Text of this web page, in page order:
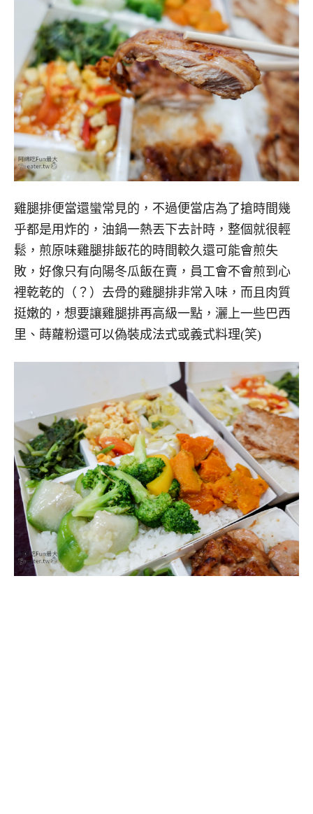
雞腿排便當還蠻常見的，不過便當店為了搶時間幾
乎都是用炸的，油鍋一熱丟下去計時，整個就很輕
鬆，煎原味雞腿排飯花的時間較久還可能會煎失
敗，好像只有向陽冬瓜飯在賣，員工會不會煎到心
裡乾乾的（？）去骨的雞腿排非常入味，而且肉質
挺嫩的，想要讓雞腿排再高級一點，灑上一些巴西
里、蒔蘿粉還可以偽裝成法式或義式料理(笑)